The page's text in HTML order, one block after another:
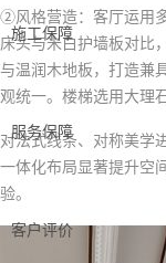
施工保障
服务保障
客户评价
②风格营造：客厅运用
床头与米白护墙板对比
与温润木地板，打造兼
观统一。楼梯选用大理
对法式线条、对称美学
一体化布局显著提升空
验。